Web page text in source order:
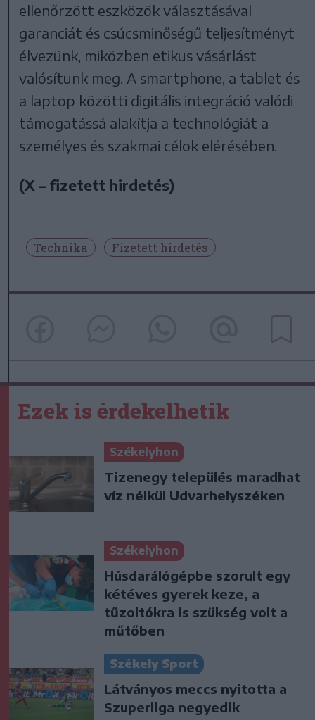
ellenőrzött eszközök választásával
garanciát és csúcsminőségű teljesítményt
élvezünk, miközben etikus vásárlást
valósítunk meg. A smartphone, a tablet és
a laptop közötti digitális integráció valódi
támogatássá alakítja a technológiát a
személyes és szakmai célok elérésében.
(X – fizetett hirdetés)
Technika Fizetett hirdetés
Ezek is érdekelhetik
Székelyhon
Tizenegy település maradhat
víz nélkül Udvarhelyszéken
Székelyhon
Húsdarálógépbe szorult egy
kétéves gyerek keze, a
tűzoltókra is szükség volt a
műtőben
Székely Sport
Látványos meccs nyitotta a
Szuperliga negyedik